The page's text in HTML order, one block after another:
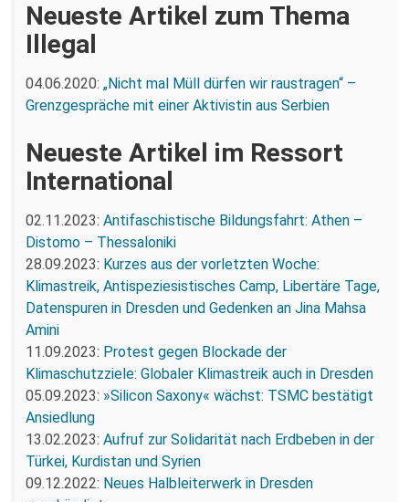
Neueste Artikel zum Thema
Illegal
04.06.2020: „Nicht mal Müll dürfen wir raustragen“ –
Grenzgespräche mit einer Aktivistin aus Serbien
Neueste Artikel im Ressort
International
02.11.2023: Antifaschistische Bildungsfahrt: Athen –
Distomo – Thessaloniki
28.09.2023: Kurzes aus der vorletzten Woche:
Klimastreik, Antispeziesistisches Camp, Libertäre Tage,
Datenspuren in Dresden und Gedenken an Jina Mahsa
Amini
11.09.2023: Protest gegen Blockade der
Klimaschutzziele: Globaler Klimastreik auch in Dresden
05.09.2023: »Silicon Saxony« wächst: TSMC bestätigt
Ansiedlung
13.02.2023: Aufruf zur Solidarität nach Erdbeben in der
Türkei, Kurdistan und Syrien
09.12.2022: Neues Halbleiterwerk in Dresden